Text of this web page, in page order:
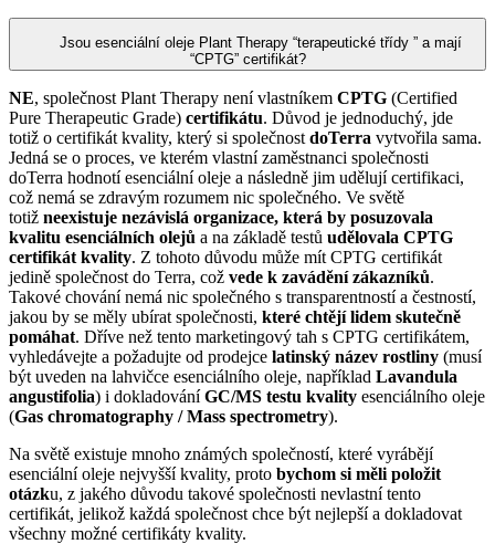
Jsou esenciální oleje Plant Therapy “terapeutické třídy ” a mají
“CPTG” certifikát?
NE, společnost Plant Therapy není vlastníkem CPTG (Certified
Pure Therapeutic Grade) certifikátu. Důvod je jednoduchý, jde
totiž o certifikát kvality, který si společnost doTerra vytvořila sama.
Jedná se o proces, ve kterém vlastní zaměstnanci společnosti
doTerra hodnotí esenciální oleje a následně jim udělují certifikaci,
což nemá se zdravým rozumem nic společného. Ve světě
totiž neexistuje nezávislá organizace, která by posuzovala
kvalitu esenciálních olejů a na základě testů udělovala CPTG
certifikát kvality. Z tohoto důvodu může mít CPTG certifikát
jedině společnost do Terra, což vede k zavádění zákazníků.
Takové chování nemá nic společného s transparentností a čestností,
jakou by se měly ubírat společnosti, které chtějí lidem skutečně
pomáhat. Dříve než tento marketingový tah s CPTG certifikátem,
vyhledávejte a požadujte od prodejce latinský název rostliny (musí
být uveden na lahvičce esenciálního oleje, například Lavandula
angustifolia) i dokladováníGC/MS testu kvality esenciálního oleje
(Gas chromatography / Mass spectrometry).
Na světě existuje mnoho známých společností, které vyrábějí
esenciální oleje nejvyšší kvality, proto bychom si měli položit
otázku, z jakého důvodu takové společnosti nevlastní tento
certifikát, jelikož každá společnost chce být nejlepší a dokladovat
všechny možné certifikáty kvality.